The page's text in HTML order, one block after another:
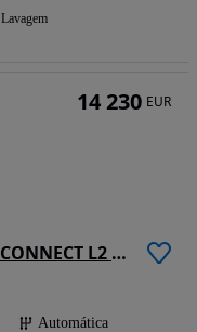
Lavagem
Ford Transit Connect TRANSIT CONNECT L2 V408 (120cv) AUTOMATICA
Automática
14 230 EUR